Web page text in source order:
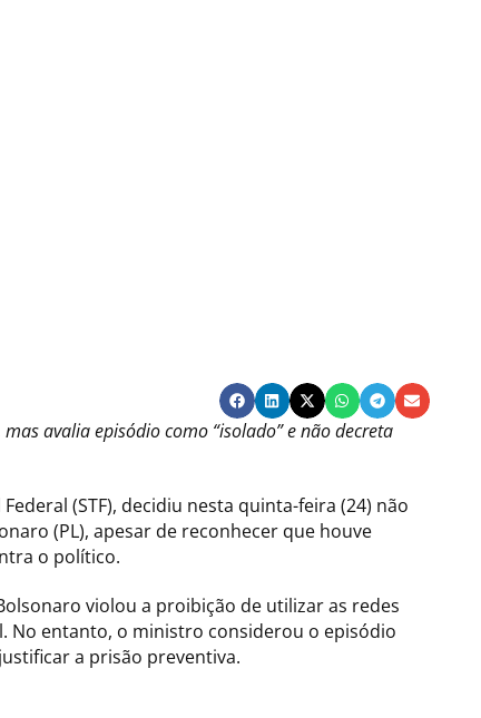
avalia episódio como “isolado” e não decreta
(STF), decidiu nesta quinta-feira (24) não
(PL), apesar de reconhecer que houve
o político.
violou a proibição de utilizar as redes
No entanto, o ministro considerou o episódio
a prisão preventiva.